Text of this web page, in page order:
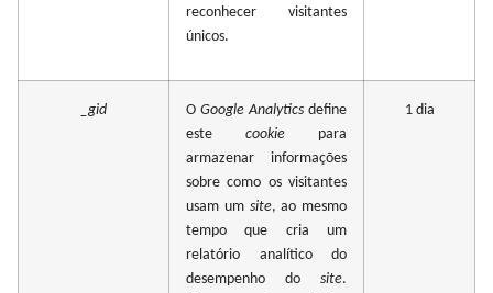
reconhecer visitantes
únicos.
_gid O Google Analytics define
este cookie para
armazenar informações
sobre como os visitantes
usam um site, ao mesmo
tempo que cria um
relatório analítico do
desempenho do site.
1 dia